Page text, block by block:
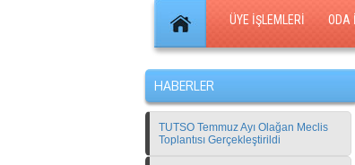
ÜYE İŞLEMLERİ ODA
HABERLER
TUTSO Temmuz Ayı Olağan Meclis
Toplantısı Gerçekleştirildi